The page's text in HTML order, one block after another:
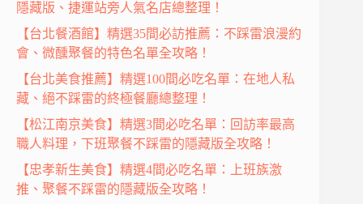
隱藏版、捷運站旁人氣名店總整理！
【台北餐酒館】精選35間必訪推薦：不踩雷浪漫約
會、微醺聚餐的特色名單全攻略！
【台北美食推薦】精選100間必吃名單：在地人私
藏、絕不踩雷的終極餐廳總整理！
【松江南京美食】精選3間必吃名單：回訪率最高
職人料理，下班聚餐不踩雷的隱藏版全攻略！
【忠孝新生美食】精選4間必吃名單：上班族激
推、聚餐不踩雷的隱藏版全攻略！